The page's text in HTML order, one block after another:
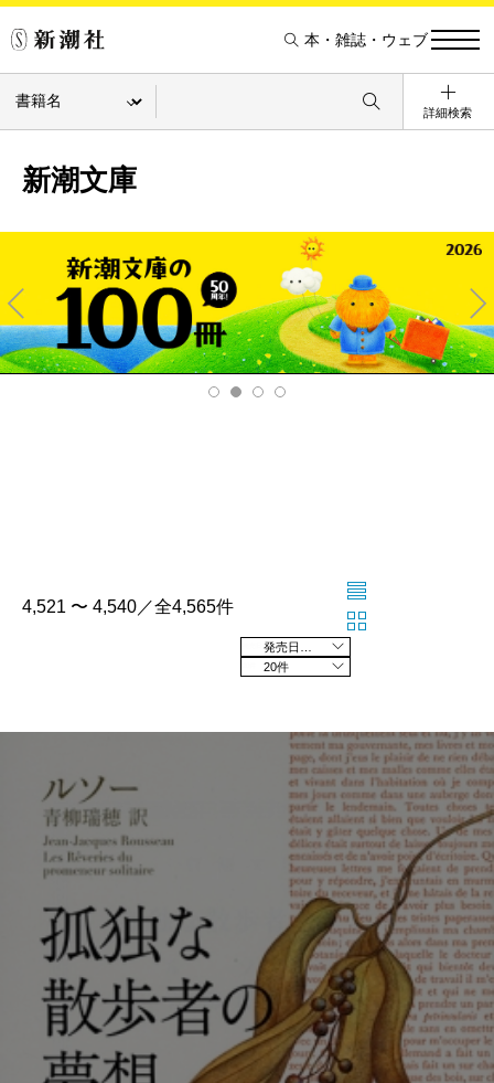
本・雑誌・ウェブ
詳細検索
新潮文庫
Pre
v
Ne
xt
4,521 〜 4,540／全4,565件
20件